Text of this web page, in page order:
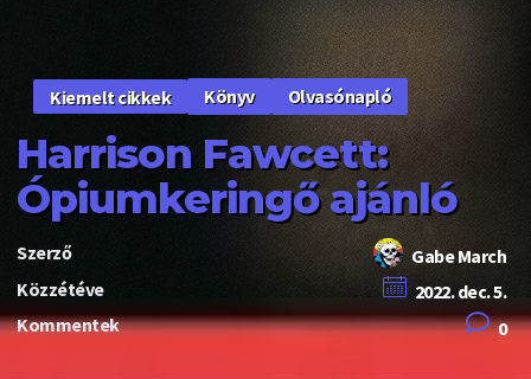
Kiemelt cikkek Könyv Olvasónapló
Harrison Fawcett:
Ópiumkeringő ajánló
Szerző
Gabe March
Közzétéve
2022. dec. 5.
Kommentek
0